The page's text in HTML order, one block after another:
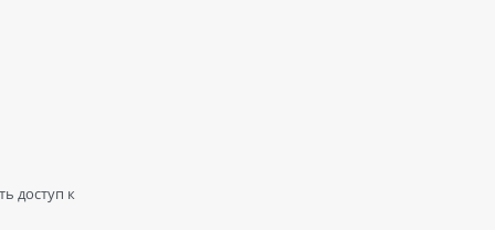
доступ к